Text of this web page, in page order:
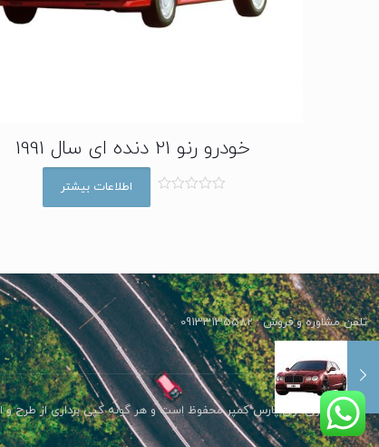
خودرو رنو 21 دنده ای سال 1991
0
ا
ز
5
اطلاعات بیشتر
تلفن مشاوره و فروش : 09133135582
تمامی حقوق برای پارس کمپر محفوظ است و هر گونه کپی برداری از طرح و